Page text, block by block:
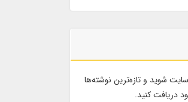
شوید و تازه‌ترین نوشته‌ها
دریافت کنید.